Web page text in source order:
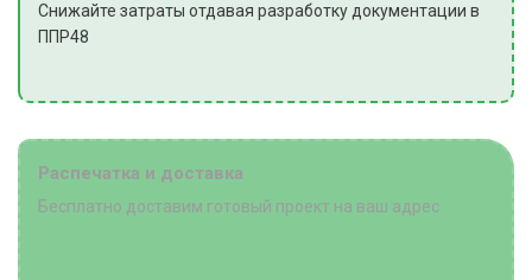
Снижайте затраты отдавая разработку документации в
ППР48
Распечатка и доставка
Бесплатно доставим готовый проект на ваш адрес